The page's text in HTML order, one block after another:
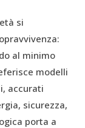
si
al minimo
modelli
accurati
sicurezza,
porta a